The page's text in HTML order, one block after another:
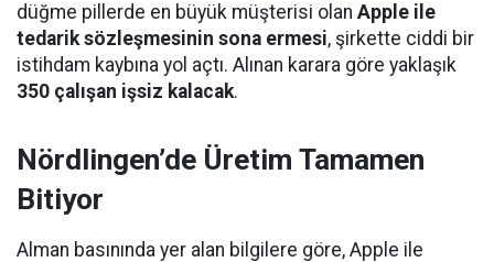
düğme pillerde en büyük müşterisi olan Apple ile
tedarik sözleşmesinin sona ermesi, şirkette ciddi bir
istihdam kaybına yol açtı. Alınan karara göre yaklaşık
350 çalışan işsiz kalacak.
Nördlingen’de Üretim Tamamen
Bitiyor
Alman basınında yer alan bilgilere göre, Apple ile